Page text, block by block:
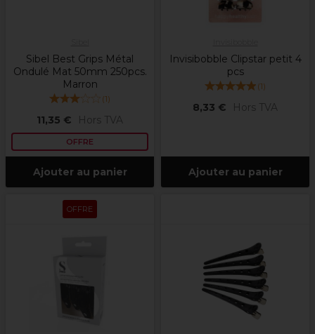
Sibel Best Grips Métal
Ondulé Mat 50mm 250pcs.
Marron
(1)
11,35 € Hors TVA
OFFRE
Ajouter au panier
Invisibobble Clipstar petit 4
pcs
(1)
8,33 € Hors TVA
Ajouter au panier
OFFRE